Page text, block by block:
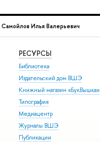
Самойлов Илья Валерьевич
РЕСУРСЫ
Библиотека
Издательский дом ВШЭ
Книжный магазин «БукВышка»
Типография
Медиацентр
Журналы ВШЭ
Публикации